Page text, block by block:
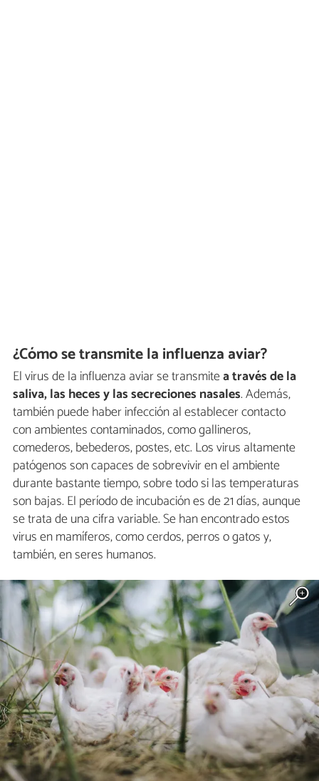
¿Cómo se transmite la influenza aviar?
El virus de la influenza aviar se transmitea través de la
saliva, las heces y las secreciones nasales. Además,
también puede haber infección al establecer contacto
con ambientes contaminados, como gallineros,
comederos, bebederos, postes, etc. Los virus altamente
patógenos son capaces de sobrevivir en el ambiente
durante bastante tiempo, sobre todo si las temperaturas
son bajas. El período de incubación es de 21 días, aunque
se trata de una cifra variable. Se han encontrado estos
virus en mamíferos, como cerdos, perros o gatos y,
también, en seres humanos.